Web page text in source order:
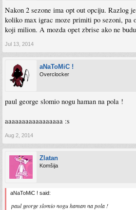
Nakon 2 sezone ima opt out opciju. Razlog
koliko max igrac moze primiti po sezoni, pa
koji milion. A mozda opet zbrise ako ne
Jul 13, 2014
aNaToMiC !
Overclocker
paul george slomio nogu haman na pola !
aaaaaaaaaaaaaaaaa :s
Aug 2, 2014
Zlatan
Komšija
aNaToMiC ! said:
paul george slomio nogu haman na pola !